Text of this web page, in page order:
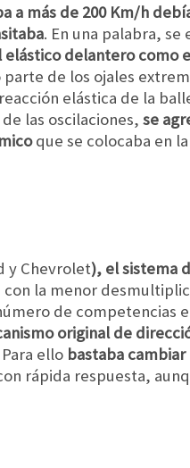
a más de 200 Km/h
. En una palabra,
delantero como
de los ojales
elástica de la
las oscilaciones, se
que se colocaba en
y Chevrolet), el sistema
la menor
de competencias
original de
ello bastaba
rápida respuesta,